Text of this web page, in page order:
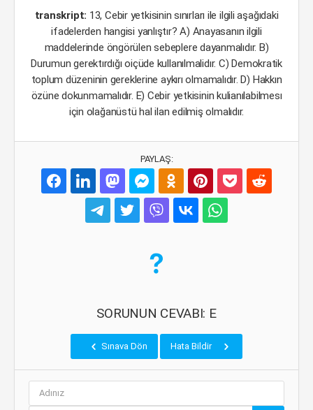
transkript: 13, Cebir yetkisinin sınırları ile ilgili aşağıdaki
ifadelerden hangisi yanlıştır? A) Anayasanın ilgili
maddelerinde öngörülen sebeplere dayanmalıdır. B)
Durumun gerektırdığı oiçüde kullanılmalidır. C) Demokratik
toplum düzeninin gereklerine aykırı olmamalıdır. D) Hakkın
özüne dokunmamalıdır. E) Cebir yetkisinin kulianılabilmesı
için olağanüstü hal ilan edilmiş olmalıdır.
PAYLAŞ:
SORUNUN CEVABI: E
Sınava Dön Hata Bildir